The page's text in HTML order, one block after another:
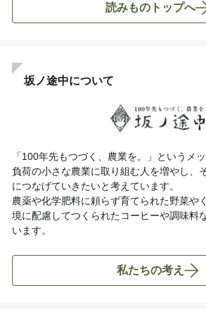
読みものトップへ
坂ノ途中について
「100年先もつづく、農業を。」というメ
負荷の小さな農業に取り組む人を増やし、
につなげていきたいと考えています。
農薬や化学肥料に頼らず育てられた野菜や
境に配慮してつくられたコーヒーや調味料
います。
私たちの考え